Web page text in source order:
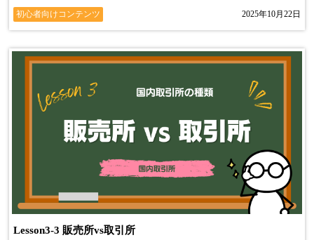
初心者向けコンテンツ 2025年10月22日
Lesson3-3 販売所vs取引所